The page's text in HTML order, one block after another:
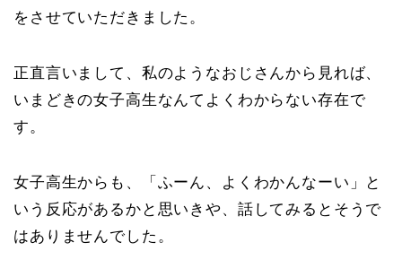
をさせていただきました。
正直言いまして、私のようなおじさんから見れば、
いまどきの女子高生なんてよくわからない存在で
す。
女子高生からも、「ふーん、よくわかんなーい」と
いう反応があるかと思いきや、話してみるとそうで
はありませんでした。